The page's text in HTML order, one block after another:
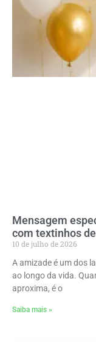
Mensagem
com textinhos
10 de julho de 2026
A amizade é um dos
ao longo da vida.
aproxima, é o
Saiba mais »